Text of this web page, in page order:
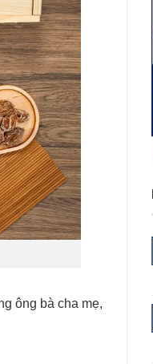
ông bà cha mẹ,